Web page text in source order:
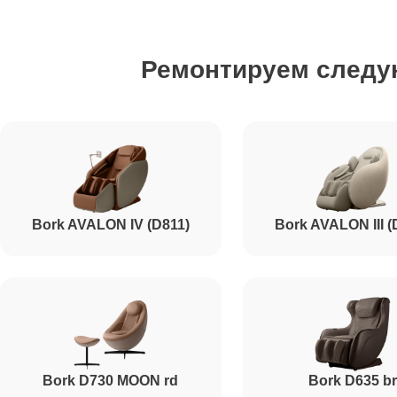
Ремонт основного двигателя
Ремонт пневмокамеры
Ремонт замка
Ремонт на месте без замены запчастей
Ремонт сканера купюроприемника
Ремонтируем
Bork AVALON IV (D811) Bork AVALON III
Bork D730 MOON rd Bork D635 br